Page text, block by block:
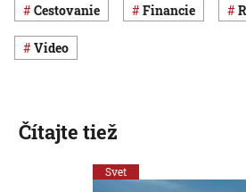
cestovanie Financie
Video
Čítajte tiež
Svet